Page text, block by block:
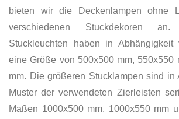
bieten wir die Deckenlampen ohne
verschiedenen Stuckdekoren
Stuckleuchten haben in Abhängigkeit
eine Größe von 500x500 mm, 550x550
mm. Die größeren Stucklampen sind in
Muster der verwendeten Zierleisten
Maßen 1000x500 mm, 1000x550 mm